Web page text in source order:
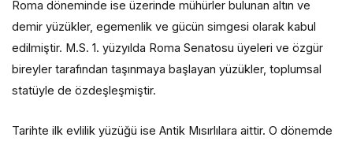
Roma döneminde ise üzerinde mühürler bulunan altın ve
demir yüzükler, egemenlik ve gücün simgesi olarak kabul
edilmiştir. M.S. 1. yüzyılda Roma Senatosu üyeleri ve özgür
bireyler tarafından taşınmaya başlayan yüzükler, toplumsal
statüyle de özdeşleşmiştir.
Tarihte ilk evlilik yüzüğü ise Antik Mısırlılara aittir. O dönemde